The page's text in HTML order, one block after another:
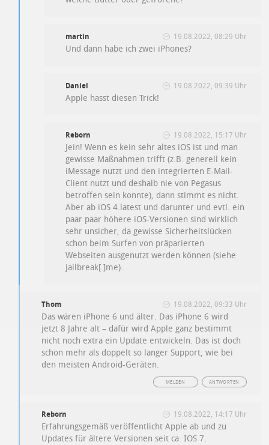
martin 19.08.2022, 08:29 Uhr
Und dann habe ich zwei iPhones?
Daniel 19.08.2022, 09:39 Uhr
Apple hasst diesen Trick!
Reborn 19.08.2022, 15:17 Uhr
Jein! Wenn es kein sehr altes iOS ist und man
gewisse Maßnahmen trifft (z.B. generell kein
iMessage nutzt und den integrierten E-Mail-
Client nutzt und deshalb nie von Pegasus
betroffen sein konnte), dann stimmt es nicht.
Aber ab iOS 4.latest und darunter und evtl. ein
paar paar höhere iOS-Versionen sind wirklich
sehr unsicher, da gewisse Sicherheitslücken
schon beim Surfen von präparierten
Webseiten ausgenutzt werden können (siehe
jailbreak[.]me).
Thom 19.08.2022, 09:33 Uhr
Das wären iPhone 6 und älter. Das iPhone 6 wird
jetzt 8 Jahre alt – dafür wird Apple ganz bestimmt
nicht noch extra ein Update entwickeln. Das ist doch
schon mehr als doppelt so langer Support, wie bei
den meisten Android-Geräten.
ANTWORTEN
MELDEN
Reborn 19.08.2022, 14:17 Uhr
Erfahrungsgemäß veröffentlicht Apple ab und zu
Updates für ältere Versionen seit ca. IOS 7.